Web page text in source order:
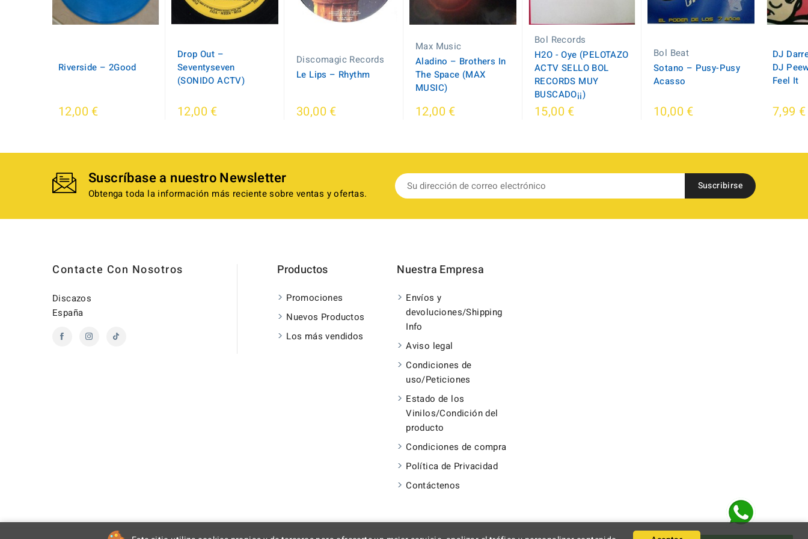
Riverside ‎– 2Good
12,00 €
Drop Out ‎–
Seventyseven
(SONIDO ACTV)
12,00 €
Discomagic Records
Le Lips ‎– Rhythm
30,00 €
Max Music
Aladino ‎– Brothers In
The Space (MAX
MUSIC)
12,00 €
Bol Records
H2O - Oye (PELOTAZO
ACTV SELLO BOL
RECORDS MUY
BUSCADO¡¡)
15,00 €
Bol Beat
Sotano ‎– Pusy-Pusy
Acasso
10,00 €
DJ
DJ
Feel It
7,99 €
Suscríbase a nuestro Newsletter
Obtenga toda la información más reciente sobre ventas y ofertas.
Contacte Con Nosotros
Discazos
España
Productos
Promociones
Nuevos Productos
Los más vendidos
Nuestra Empresa
Envíos y
devoluciones/Shipping
Info
Aviso legal
Condiciones de
uso/Peticiones
Estado de los
Vinilos/Condición del
producto
Condiciones de compra
Política de Privacidad
Contáctenos